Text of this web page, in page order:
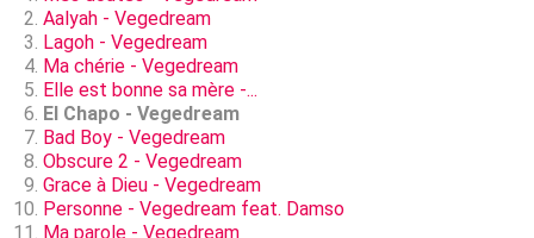
Aalyah - Vegedream
Lagoh - Vegedream
Ma chérie - Vegedream
Elle est bonne sa mère -...
El Chapo - Vegedream
Bad Boy - Vegedream
Obscure 2 - Vegedream
Grace à Dieu - Vegedream
Personne - Vegedream feat. Damso
Ma parole - Vegedream